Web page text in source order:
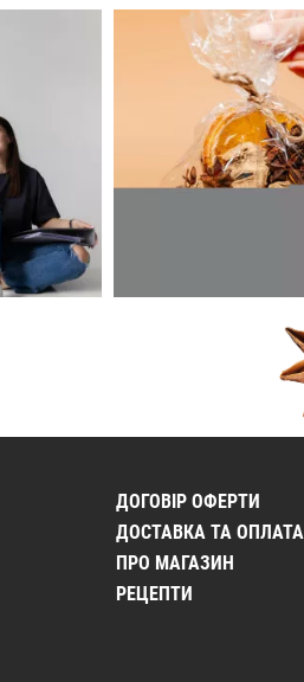
ДОГОВІР ОФЕРТИ
ДОСТАВКА ТА ОПЛАТА
ПРО МАГАЗИН
РЕЦЕПТИ